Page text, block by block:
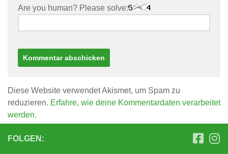
Are you human? Please solve:
Diese Website verwendet Akismet, um Spam zu
reduzieren. Erfahre, wie deine Kommentardaten verarbeitet
werden.
FOLGEN: